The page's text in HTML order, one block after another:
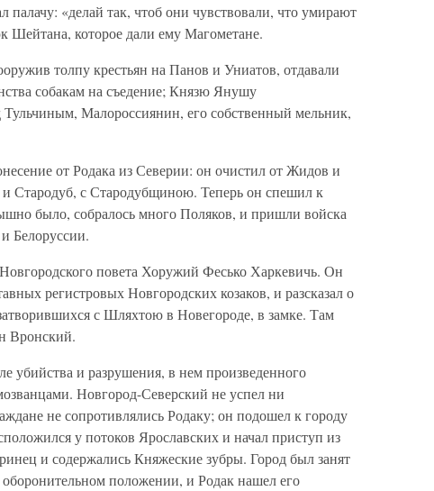
палачу: «делай так, чтоб они чувствовали, что умирают
Шейтана, которое дали ему Магометане.
толпу крестьян на Панов и Униатов, отдавали
собакам на съедение; Князю Янушу
Тульчиным, Малороссиянин, его собственный мельник,
от Родака из Северии: он очистил от Жидов и
Стародуб, с Стародубщиною. Теперь он спешил к
было, собралось много Поляков, и пришли войска
Белоруссии.
повета Хоружий Фесько Харкевичь. Он
регистровых Новгородских козаков, и разсказал о
с Шляхтою в Новегороде, в замке. Там
Вронский.
убийства и разрушения, в нем произведенного
Новгород-Северский не успел ни
не сопротивлялись Родаку; он подошел к городу
у потоков Ярославских и начал приступ из
и содержались Княжеские зубры. Город был занят
положении, и Родак нашел его